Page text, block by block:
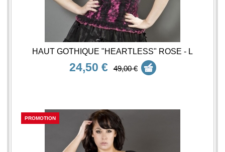
HAUT GOTHIQUE "HEARTLESS" ROSE - L
24,50 € 49,00 €
PROMOTION